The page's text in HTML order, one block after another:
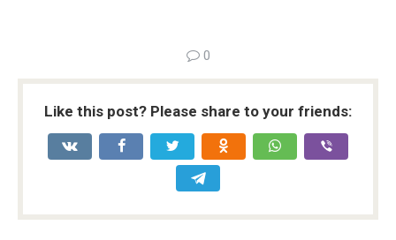
0
Like this post? Please share to your friends: